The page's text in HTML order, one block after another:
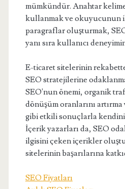
mümkündür. Anahtar
kullanmak ve okuyucunun
paragraflar oluşturmak,
yanı sıra kullanıcı
E-ticaret sitelerinin
SEO stratejilerine
SEO'nun önemi, organik
dönüşüm oranlarını
gibi etkili sonuçlarla
İçerik yazarları da, SEO
ilgisini çeken içerikler
sitelerinin başarılarına
SEO Fiyatları